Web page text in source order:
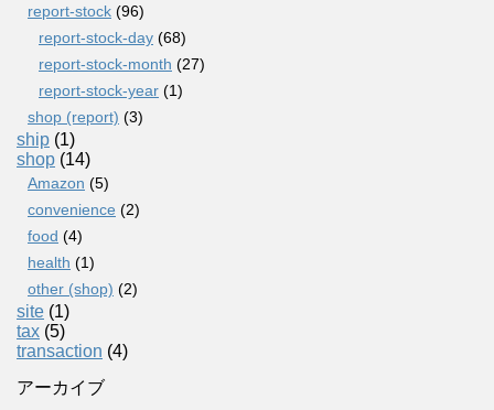
report-stock (96)
report-stock-day (68)
report-stock-month (27)
report-stock-year (1)
shop (report) (3)
ship (1)
shop (14)
Amazon (5)
convenience (2)
food (4)
health (1)
other (shop) (2)
site (1)
tax (5)
transaction (4)
アーカイブ